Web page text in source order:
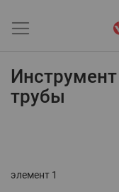
трубы
элемент 1